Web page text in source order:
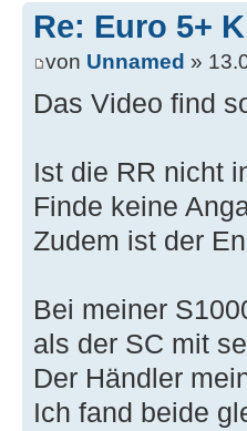
Re: Euro 5+
von Unnamed »
Das Video find
Ist die RR nicht
Finde keine
Zudem ist der
Bei meiner
als der SC mit
Der Händler
Ich fand beide